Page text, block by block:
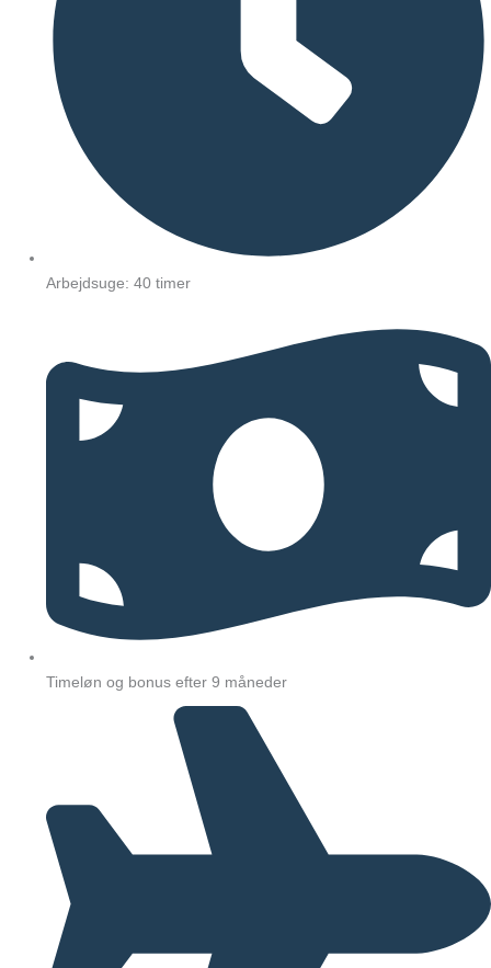
Arbejdsuge: 40 timer
Timeløn og bonus efter 9 måneder